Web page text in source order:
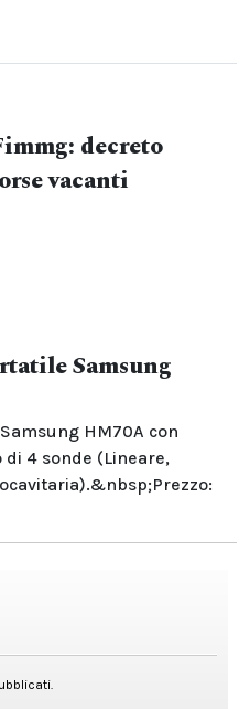
decreto
vacanti
Samsung
HM70A con
4 sonde (Lineare,